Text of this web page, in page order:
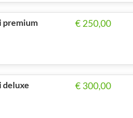
premium € 250,00
deluxe € 300,00